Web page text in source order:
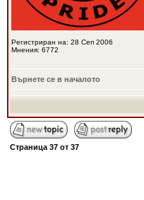
Регистриран на: 28 Сеп 2006
Мнения: 6772
Върнете се в началото
Страница 37 от 37